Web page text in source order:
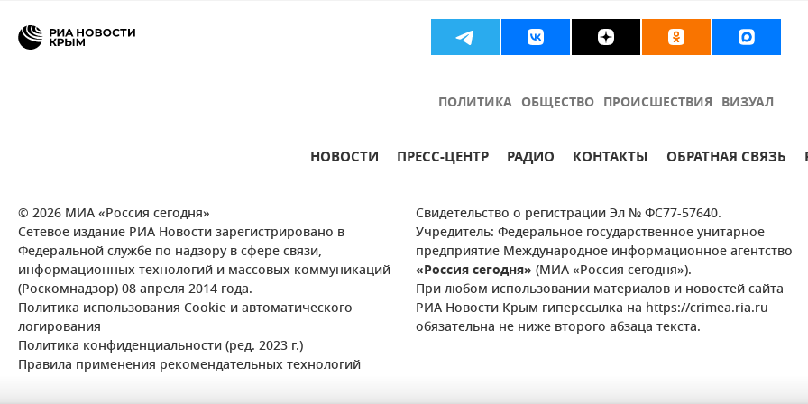
ПОЛИТИКА ОБЩЕСТВО ПРОИСШЕСТВИЯ ВИЗУАЛ
НОВОСТИ ПРЕСС-ЦЕНТР РАДИО КОНТАКТЫ ОБРАТНАЯ СВЯЗЬ
© 2026 МИА «Россия сегодня»
Сетевое издание РИА Новости зарегистрировано в
Федеральной службе по надзору в сфере связи,
информационных технологий и массовых коммуникаций
(Роскомнадзор) 08 апреля 2014 года.
Политика использования Cookie и автоматического
логирования
Политика конфиденциальности (ред. 2023 г.)
Правила применения рекомендательных технологий
Свидетельство о регистрации Эл № ФС77-57640.
Учредитель: Федеральное государственное унитарное
предприятие Международное информационное агентство
«Россия сегодня» (МИА «Россия сегодня»).
При любом использовании материалов и новостей сайта
РИА Новости Крым гиперссылка на https://crimea.ria.ru
обязательна не ниже второго абзаца текста.